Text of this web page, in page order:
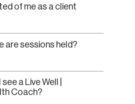
of me as a client
are sessions held?
a Live Well |
Coach?